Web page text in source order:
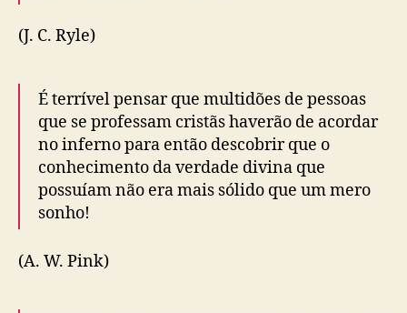
(J. C. Ryle)
É terrível pensar que multidões de pessoas
que se professam cristãs haverão de acordar
no inferno para então descobrir que o
conhecimento da verdade divina que
possuíam não era mais sólido que um mero
sonho!
(A. W. Pink)